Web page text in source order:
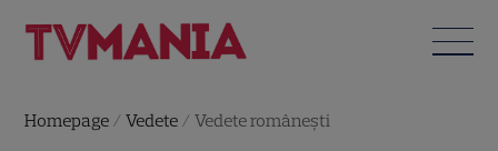
Homepage /Vedete /Vedete româneşti